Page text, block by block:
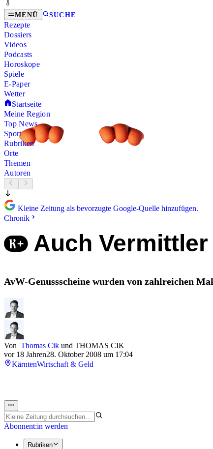
MENÜ SUCHE
Rezepte
Dossiers
Videos
Podcasts
Horoskope
Spiele
E-Paper
Wetter
Startseite
Meine Region
Top News
Sport
Rubriken
Orte
Themen
Autoren
Kleine Zeitung als bevorzugte Google-Quelle hinzufügen.
Chronik
Auch
AvW-Genussscheine wurden von zahlreichen
Von Thomas Cik und THOMAS CIK
vor 18 Jahren28. Oktober 2008 um 17:04
KärntenWirtschaft & Geld
Abonnent:in werden
Rubriken